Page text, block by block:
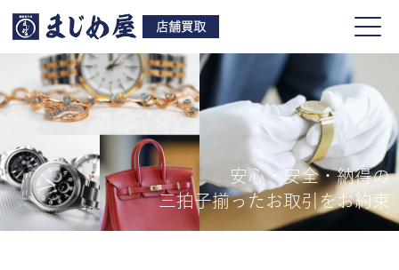
店舗買取
買取品目
店舗一覧
安心・安全・納得の
三拍子揃ったお取引をお約束